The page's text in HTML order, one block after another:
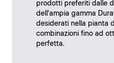
prodotti preferiti dalle
dell'ampia gamma
desiderati nella pianta
combinazioni fino ad
perfetta.